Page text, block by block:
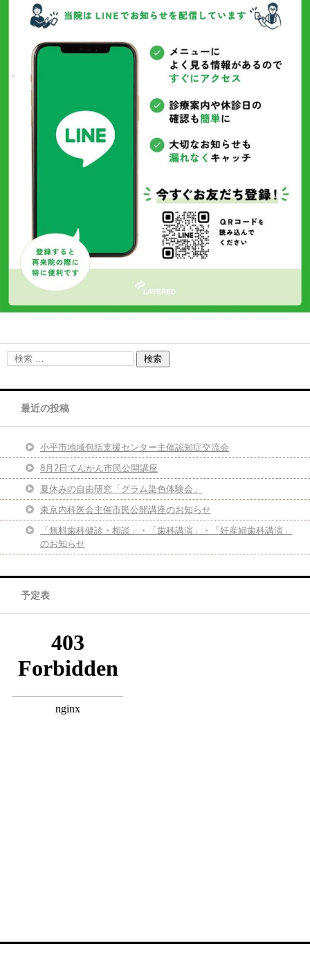
最近の投稿
小平市地域包括支援センター主催認知症交流会
8月2日てんかん市民公開講座
夏休みの自由研究「グラム染色体験会」
東京内科医会主催市民公開講座のお知らせ
「無料歯科健診・相談」・「歯科講演」・「妊産婦歯科講演」
のお知らせ
予定表